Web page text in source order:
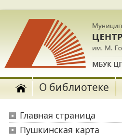
О библиотеке
Главная страница
Пушкинская карта